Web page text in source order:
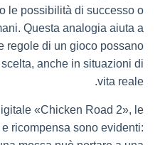
le possibilità di successo o
Questa analogia aiuta a
regole di un gioco possano
anche in situazioni di
vita reale.
«Chicken Road 2», le
ricompensa sono evidenti: